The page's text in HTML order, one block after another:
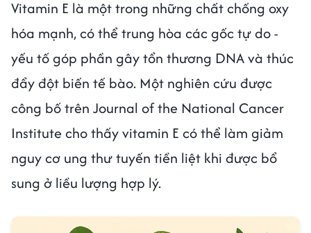
Vitamin E là một trong những chất chống oxy
hóa mạnh, có thể trung hòa các gốc tự do -
yếu tố góp phần gây tổn thương DNA và thúc
đẩy đột biến tế bào. Một nghiên cứu được
công bố trên Journal of the National Cancer
Institute cho thấy vitamin E có thể làm giảm
nguy cơ ung thư tuyến tiền liệt khi được bổ
sung ở liều lượng hợp lý.